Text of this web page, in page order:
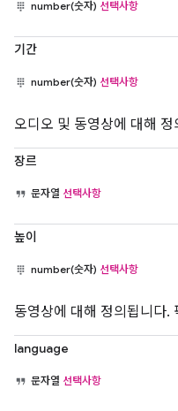
number(숫자) 선택사항
기간
number(숫자) 선택사항
오디오 및 동영상에 대해
장르
문자열 선택사항
높이
number(숫자) 선택사항
동영상에 대해 정의됩니다.
language
문자열 선택사항